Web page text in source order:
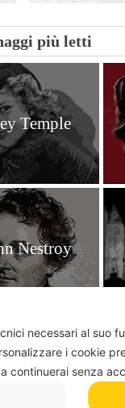
più letti
Temple
Nestroy
Davis
necessari al suo
i cookie
continuerai senza